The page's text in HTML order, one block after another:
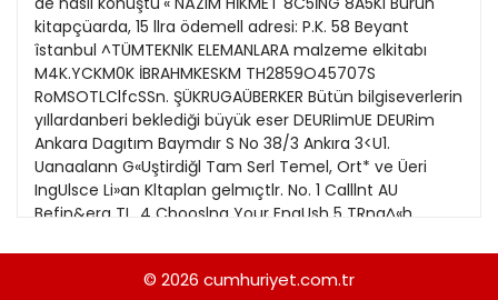
Sürdürülebilir yaşam
Turizm Eki
Yerel Yönetimler
1984
1983
1982
1981
1980
26
27
28
29
30
kitapçüarda, 15 llra ödemell adresi: P.K. 58 Beyant
îstanbul ^TÜMTEKNlK ELEMANLARA malzeme elkitabı
M4K.YCKM0K İBRAHMKESKM TH2859O45707S
RoMSOTLClfcSSn. ŞÜKRUGAÜBERKER Bütün bilgiseverlerin
yıllardanberi beklediği büyük eser DEURIimUE DEURim
Ankara Dagıtım Baymdır S No 38/3 Ankıra 3<U1.
Uanaalann G«Uştirdiğl Tam Serl Temel, Ort* ve Üeri
IngUlsce Li»an Kltaplan gelmıçtlr. No. 1 Calllnt AU
Befin&era TL. 4 Cbooslng Your EngUsh 5 TRng^«h
în English • Keep Up Your Engliah 10 Language Of
Avlation 1 Langusge Of Business 1 12 Language Of
© 2026 cumhuriyet.com.tr